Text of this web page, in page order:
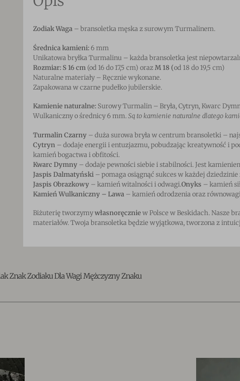
Zodiak Waga– bransoletka męska z surowym Turmalinem.
Średnica kamieni:6 mm
Unikatowa bryłka Turmalinu – każda bransoletka jest
Rozmiar: S 16 cm(od 16 do 17,5 cm) orazM 18 (od 18 do 19,5 cm)
Naturalne materiały – Ręcznie wykonane.
Zapakowana w czarne pudełko jubilerskie.
Kamienie naturalne:Surowy Turmalin – Bryła, Cytryn, Kwarc
Wulkaniczny o średnicy 6 mm.Są to kamienie naturalne dlatego
Turmalin Czarny– duża surowa bryła w centrum bransoletki –
Cytryn– dodaje energii i entuzjazmu, pobudzając kreatywność i
kamień bogactwa i obfitości.
Kwarc Dymny– dodaje pewności siebie i stabilności. Jest
Jaspis Dalmatyński– pomaga osiągnąć sukces w każdej dziedzinie
Jaspis Obrazkowy– kamień witalności i odwagi.Onyks – kamień
Kamień Wulkaniczny – Lawa– kamień odrodzenia oraz
Biżuterię tworzymywłasnoręczniew Polsce w Beskidach. Nasze
materiałów. Twoja bransoletka będzie wyjątkowa, tworzona z
Znak Zodiaku Dla Wagi Mężczyzny Znaku